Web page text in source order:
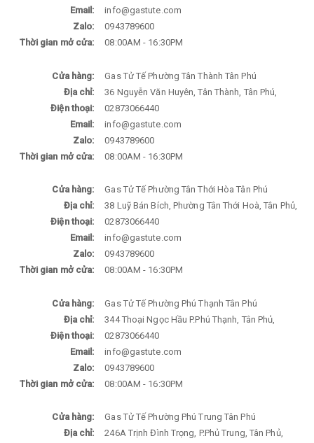
Email:
info@gastute.com
Zalo:
0943789600
Thời gian mở cửa:
08:00AM - 16:30PM
Cửa hàng:
Gas Tử Tế Phường Tân Thành Tân Phú
Địa chỉ:
36 Nguyễn Văn Huyên, Tân Thành, Tân Phú,
Điện thoại:
02873066440
Email:
info@gastute.com
Zalo:
0943789600
Thời gian mở cửa:
08:00AM - 16:30PM
Cửa hàng:
Gas Tử Tế Phường Tân Thới Hòa Tân Phú
Địa chỉ:
38 Luỹ Bán Bích, Phường Tân Thới Hoà, Tân Phủ,
Điện thoại:
02873066440
Email:
info@gastute.com
Zalo:
0943789600
Thời gian mở cửa:
08:00AM - 16:30PM
Cửa hàng:
Gas Tử Tế Phường Phú Thạnh Tân Phú
Địa chỉ:
344 Thoại Ngọc Hầu P.Phú Thạnh, Tân Phủ,
Điện thoại:
02873066440
Email:
info@gastute.com
Zalo:
0943789600
Thời gian mở cửa:
08:00AM - 16:30PM
Cửa hàng:
Gas Tử Tế Phường Phú Trung Tân Phú
Địa chỉ:
246A Trịnh Đình Trọng, P.Phủ Trung, Tân Phủ,